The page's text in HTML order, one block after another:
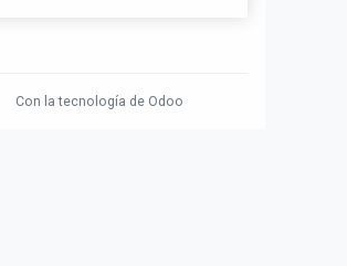
Con la tecnología de Odoo